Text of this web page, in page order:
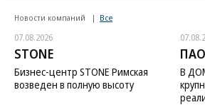
Новости компаний Все
07.08.2026
STONE
Бизнес-центр STONE Римская
возведен в полную высоту
В